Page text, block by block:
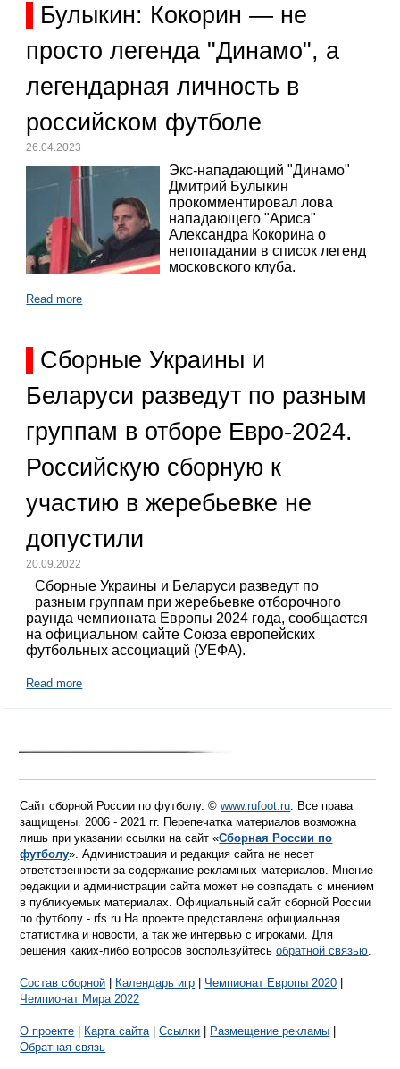
Булыкин: Кокорин — не
просто легенда "Динамо", а
легендарная личность в
российском футболе
26.04.2023
Экс-нападающий "Динамо"
Дмитрий Булыкин
прокомментировал лова
нападающего "Ариса"
Александра Кокорина о
непопадании в список легенд
московского клуба.
Read more
Сборные Украины и
Беларуси разведут по разным
группам в отборе Евро-2024.
Российскую сборную к
участию в жеребьевке не
допустили
20.09.2022
Сборные Украины и Беларуси разведут по
разным группам при жеребьевке отборочного
раунда чемпионата Европы 2024 года, сообщается
на официальном сайте Союза европейских
футбольных ассоциаций (УЕФА).
Read more
Сайт сборной России по футболу. ©www.rufoot.ru. Все права
защищены. 2006 - 2021 гг. Перепечатка материалов возможна
лишь при указании ссылки на сайт «Сборная России по
футболу». Администрация и редакция сайта не несет
ответственности за содержание рекламных материалов. Мнение
редакции и администрации сайта может не совпадать с мнением
в публикуемых материалах. Официальный сайт сборной России
по футболу - rfs.ru На проекте представлена официальная
статистика и новости, а так же интервью с игроками. Для
решения каких-либо вопросов воспользуйтесьобратной связью.
Состав сборной Календарь игр Чемпионат Европы 2020
Чемпионат Мира 2022
О проекте Карта сайта|Ссылки Размещение рекламы
Обратная связь